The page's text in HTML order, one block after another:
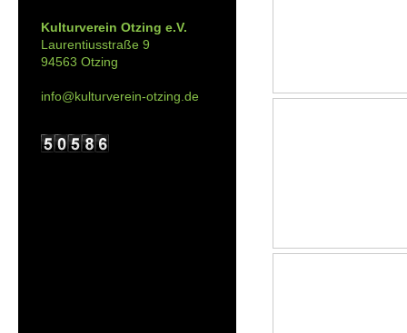
Kulturverein Otzing e.V.
Laurentiusstraße 9
94563 Otzing
info@kulturverein-otzing.de